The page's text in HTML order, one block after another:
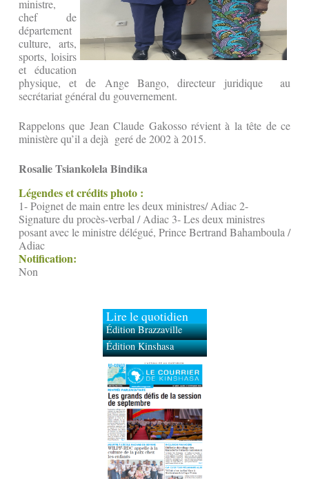
ministre,
chef de
département
culture, arts,
sports, loisirs
et éducation
physique, et de Ange Bango, directeur juridique au
secrétariat général du gouvernement.
Rappelons que Jean Claude Gakosso révient à la tête de ce
ministère qu’il a dejà geré de 2002 à 2015.
Rosalie Tsiankolela Bindika
Légendes et crédits photo :
1- Poignet de main entre les deux ministres/ Adiac 2-
Signature du procès-verbal / Adiac 3- Les deux ministres
posant avec le ministre délégué, Prince Bertrand Bahamboula /
Adiac
Notification:
Non
Lire le quotidien
Édition Brazzaville
Édition Kinshasa